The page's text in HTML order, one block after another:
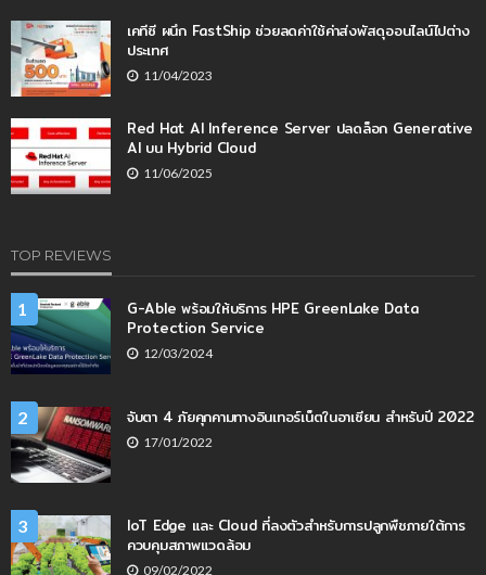
เคทีซี ผนึก FastShip ช่วยลดค่าใช้ค่าส่งพัสดุออนไลน์ไปต่าง
ประเทศ
11/04/2023
Red Hat AI Inference Server ปลดล็อก Generative
AI บน Hybrid Cloud
11/06/2025
TOP REVIEWS
1
G-Able พร้อมให้บริการ HPE GreenLake Data
Protection Service
12/03/2024
2 จับตา 4 ภัยคุกคามทางอินเทอร์เน็ตในอาเซียน สำหรับปี 2022
17/01/2022
3
IoT Edge และ Cloud ที่ลงตัวสำหรับการปลูกพืชภายใต้การ
ควบคุมสภาพแวดล้อม
09/02/2022